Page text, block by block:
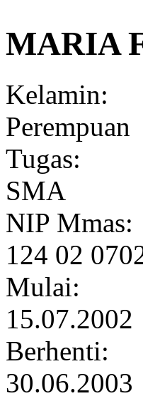
MARIA
Kelamin:
Perempuan
Tugas:
SMA
NIP Mmas:
124 02
Mulai:
15.07.2002
Berhenti:
30.06.2003